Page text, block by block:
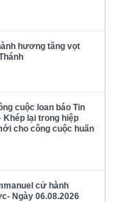
hương tăng vọt
cuộc loan báo Tin
Khép lại trong hiệp
cho công cuộc huấn
cử hành
Ngày 06.08.2026